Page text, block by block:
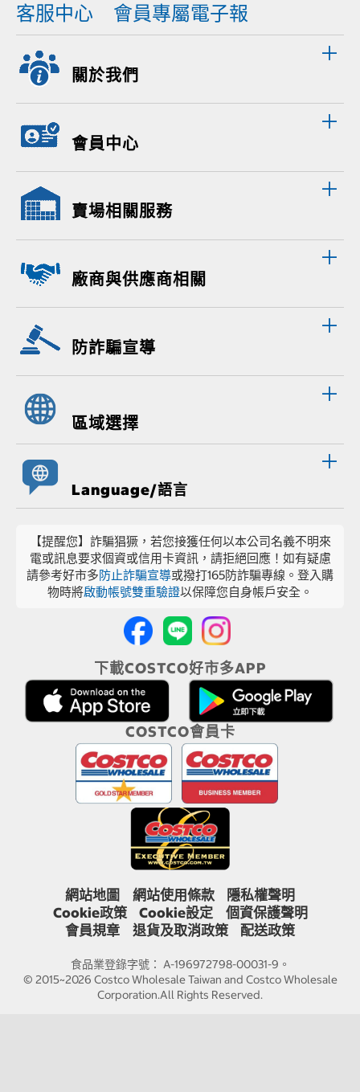
客服中心 會員專屬電子報
關於我們
會員中心
賣場相關服務
廠商與供應商相關
防詐騙宣導
區域選擇
Language/語言
【提醒您】詐騙猖獗，若您接獲任何以本公司名義不明來
電或訊息要求個資或信用卡資訊，請拒絕回應！如有疑慮
請參考好市多防止詐騙宣導或撥打165防詐騙專線。登入購
物時將啟動帳號雙重驗證以保障您自身帳戶安全。
下載COSTCO好市多APP
COSTCO會員卡
網站地圖 網站使用條款
隱私權聲明
Cookie政策
Cookie設定
個資保護聲明
會員規章
退貨及取消政策 配送政策
食品業登錄字號： A-196972798-00031-9。
© 2015~2026 Costco Wholesale Taiwan and Costco Wholesale
Corporation.All Rights Reserved.